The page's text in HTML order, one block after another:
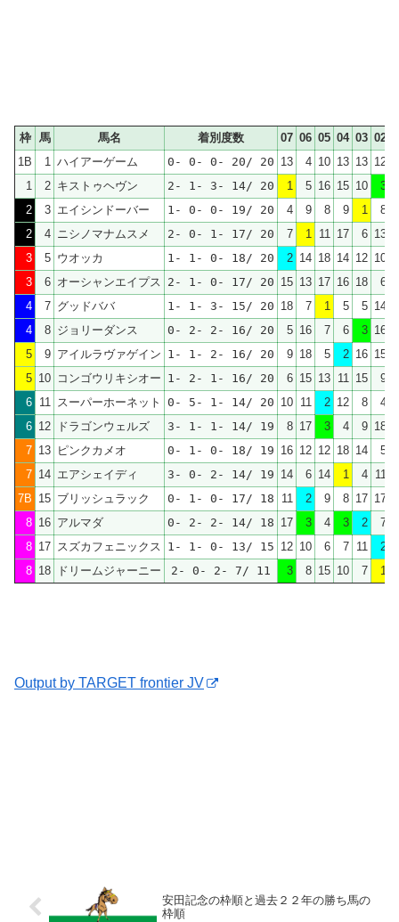
枠 馬 馬名 着別度数 07 06 05 04 03 02
1B
1 ハイアーゲーム 0- 0- 0- 20/ 20 13 4 10 13 13 12
1
2 キストゥヘヴン 2- 1- 3- 14/ 20 1 5 16 15 10 3
2
3 エイシンドーバー 1- 0- 0- 19/ 20 4 9 8 9 1 8
2
4 ニシノマナムスメ 2- 0- 1- 17/ 20 7 1 11 17 6 13
3
5 ウオッカ 1- 1- 0- 18/ 20 2 14 18 14 12 10
3
6 オーシャンエイプス 2- 1- 0- 17/ 20 15 13 17 16 18
6
4
7 グッドババ 1- 1- 3- 15/ 20 18 7 1 5 5 14
4
8 ジョリーダンス 0- 2- 2- 16/ 20 5 16 7 6 3 16
5
9 アイルラヴァゲイン 1- 1- 2- 16/ 20 9 18 5 2 16 15
5 10 コンゴウリキシオー 1- 2- 1- 16/ 20 6 15 13 11 15
9
6 11 スーパーホーネット 0- 5- 1- 14/ 20 10 11 2 12 8
4
6 12 ドラゴンウェルズ 3- 1- 1- 14/ 19 8 17 3 4 9 18
7 13 ピンクカメオ 0- 1- 0- 18/ 19 16 12 12 18 14
5
7 14 エアシェイディ 3- 0- 2- 14/ 19 14 6 14 1 4 11
7B 15 ブリッシュラック 0- 1- 0- 17/ 18 11 2 9 8 17 17
8 16 アルマダ 0- 2- 2- 14/ 18 17 3 4 3 2
7
8 17 スズカフェニックス 1- 1- 0- 13/ 15 12 10 6 7 11
2
8 18 ドリームジャーニー 2- 0- 2- 7/ 11 3 8 15 10 7 1
Output by TARGET frontier JV
安田記念の枠順と過去２２年の勝ち馬の
枠順